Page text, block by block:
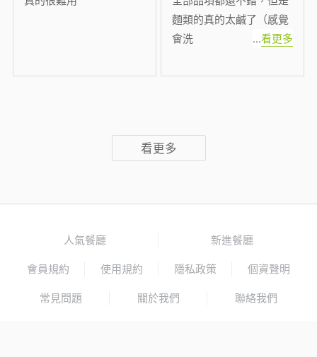
麵類的真的太鹹了（感覺
會洗
...看更多
看更多
人氣餐廳 新進餐廳
會員規約 使用規約 隱私政策 個資聲明
常見問題 關於我們 聯絡我們